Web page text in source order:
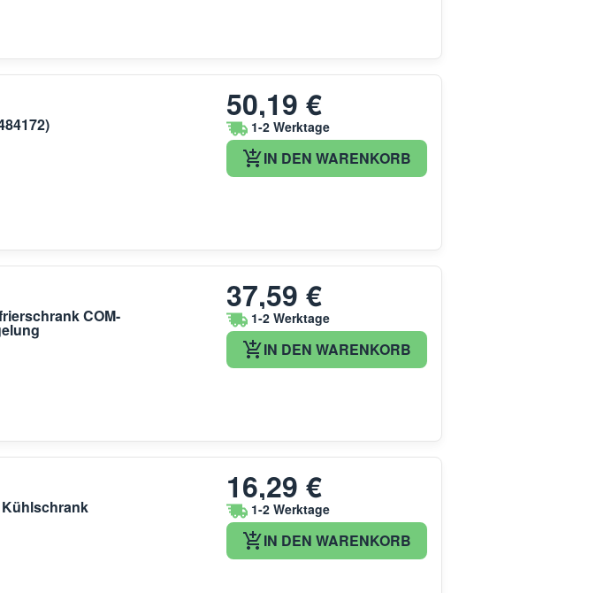
50,19 €
1-2 Werktage
IN DEN WARENKORB
COM-
37,59 €
1-2 Werktage
IN DEN WARENKORB
16,29 €
1-2 Werktage
IN DEN WARENKORB